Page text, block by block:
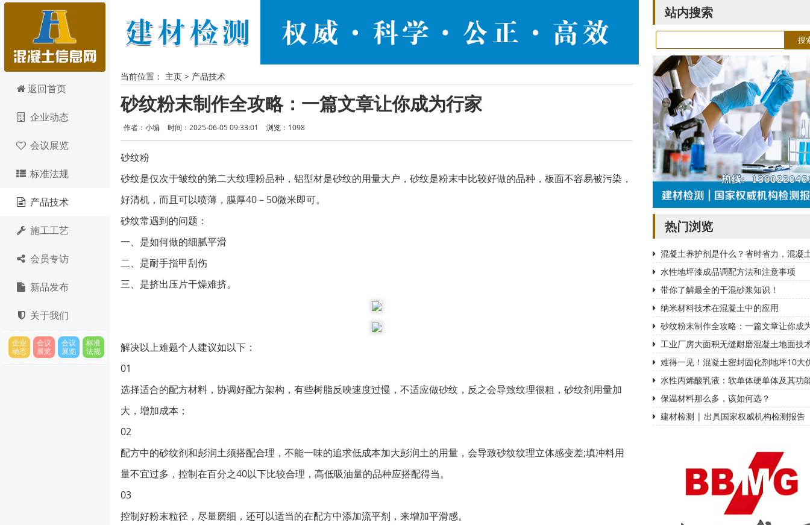
混凝土信息网
返回首页
企业动态
会议展览
标准法规
产品技术
施工工艺
会员专访
新品发布
关于我们
企业
动态
会议
展览
会议
展览
标准
法规
当前位置： 主页 > 产品技术
砂纹粉末制作全攻略：一篇文章让你成为行家
作者：小编 时间：2025-06-05 09:33:01 浏览： 1098
砂纹粉
砂纹是仅次于皱纹的第二大纹理粉品种，铝型材是砂纹的用量大户，砂纹是粉末中比较好做的品种，板面不容易被污染，
好清机，而且可以喷薄，膜厚40－50微米即可。
砂纹常遇到的问题：
一、是如何做的细腻平滑
二、是耐手指甲刮伤
三、是挤出压片干燥难挤。
解决以上难题个人建议如以下：
01
选择适合的配方材料，协调好配方架构，有些树脂反映速度过慢，不适应做砂纹，反之会导致纹理很粗，砂纹剂用量加
大，增加成本；
02
配方中的砂纹剂和彭润土须搭配合理，不能一味的追求低成本加大彭润土的用量，会导致砂纹纹理立体感变差;填冲料用
量不宜过多，控制在百分之40以下比较合理，高低吸油量的品种应搭配得当。
03
控制好粉末粒径，尽量磨细，还可以适当的在配方中添加流平剂，来增加平滑感。
站内搜索
热门浏览
混凝土养护剂是什么？省时省力，混凝
水性地坪漆成品调配方法和注意事项
带你了解最全的干混砂浆知识！
纳米材料技术在混凝土中的应用
砂纹粉末制作全攻略：一篇文章让你成
工业厂房大面积无缝耐磨混凝土地面技
难得一见！混凝土密封固化剂地坪10大
水性丙烯酸乳液：软单体硬单体及其功
保温材料那么多，该如何选？
建材检测 | 出具国家权威机构检测报告